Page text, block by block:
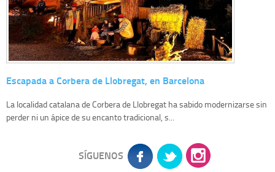
Escapada a Corbera de Llobregat, en Barcelona
La localidad catalana de Corbera de Llobregat ha sabido modernizarse sin
perder ni un ápice de su encanto tradicional, s...
SÍGUENOS